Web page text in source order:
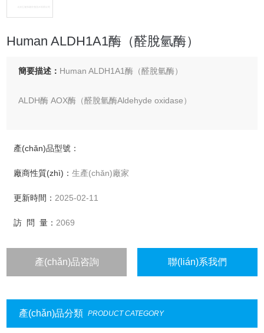
Human ALDH1A1酶（醛脫氫酶）
簡要描述： Human ALDH1A1酶（醛脫氫酶）
ALDH酶 AOX酶（醛脫氫酶Aldehyde oxidase）
產(chǎn)品型號：
廠商性質(zhì)：生產(chǎn)廠家
更新時間： 2025-02-11
訪 問 量： 2069
產(chǎn)品咨詢 聯(lián)系我們
產(chǎn)品分類 PRODUCT CATEGORY